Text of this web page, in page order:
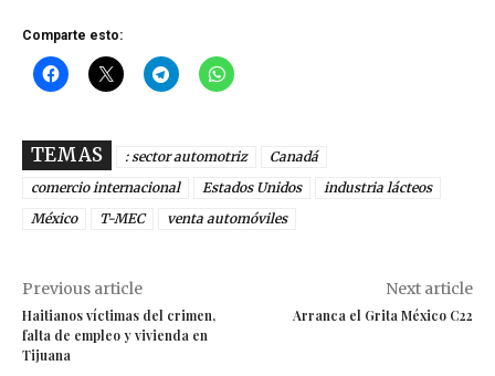
Comparte esto:
TEMAS : sector automotriz
Canadá
comercio internacional
Estados Unidos
industria lácteos
México
T-MEC venta automóviles
Previous article
Haitianos víctimas del crimen,
falta de empleo y vivienda en
Tijuana
Next article
Arranca el Grita México C22